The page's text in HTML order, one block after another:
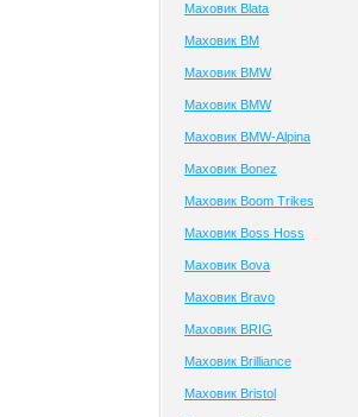
Маховик Blata
Маховик BM
Маховик BMW
Маховик BMW
Маховик BMW-Alpina
Маховик Bonez
Маховик Boom Trikes
Маховик Boss Hoss
Маховик Bova
Маховик Bravo
Маховик BRIG
Маховик Brilliance
Маховик Bristol